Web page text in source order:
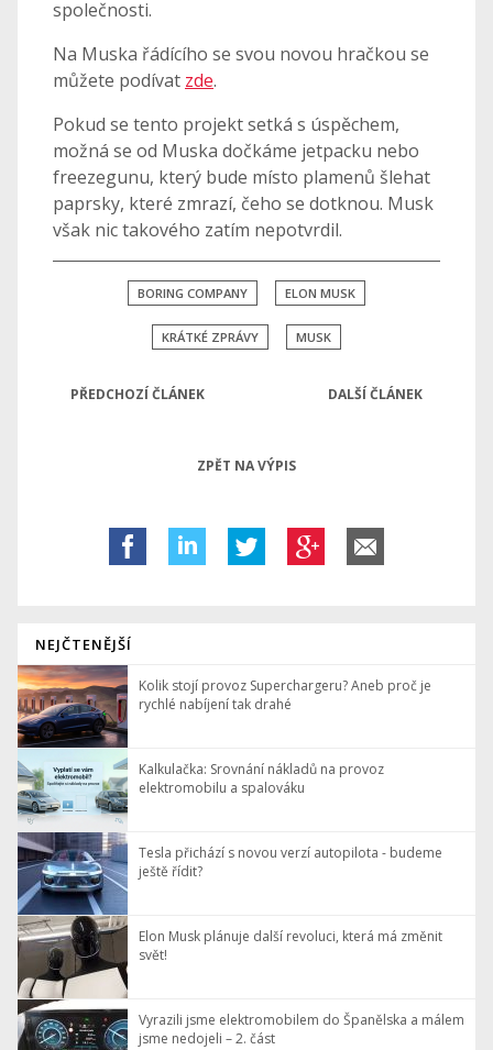
společnosti.
Na Muska řádícího se svou novou hračkou se
můžete podívat zde.
Pokud se tento projekt setká s úspěchem,
možná se od Muska dočkáme jetpacku nebo
freezegunu, který bude místo plamenů šlehat
paprsky, které zmrazí, čeho se dotknou. Musk
však nic takového zatím nepotvrdil.
BORING COMPANY ELON MUSK
KRÁTKÉ ZPRÁVY MUSK
PŘEDCHOZÍ ČLÁNEK DALŠÍ ČLÁNEK
ZPĚT NA VÝPIS
NEJČTENĚJŠÍ
Kolik stojí provoz Superchargeru? Aneb proč je
rychlé nabíjení tak drahé
Kalkulačka: Srovnání nákladů na provoz
elektromobilu a spalováku
Tesla přichází s novou verzí autopilota - budeme
ještě řídit?
Elon Musk plánuje další revoluci, která má změnit
svět!
Vyrazili jsme elektromobilem do Španělska a málem
jsme nedojeli – 2. část